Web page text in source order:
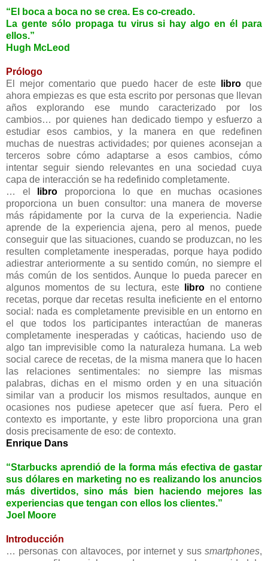
“El boca a boca no se crea. Es co-creado.
La gente sólo propaga tu virus si hay algo en él para
ellos.”
Hugh McLeod
Prólogo
El mejor comentario que puedo hacer de este
libroque
ahora empiezas es que esta escrito por personas que llevan
años explorando ese mundo caracterizado por los
cambios… por quienes han dedicado tiempo y esfuerzo a
estudiar esos cambios, y la manera en que redefinen
muchas de nuestras actividades; por quienes aconsejan a
terceros sobre cómo adaptarse a esos cambios, cómo
intentar seguir siendo relevantes en una sociedad cuya
capa de interacción se ha redefinido completamente.
… el
libro proporciona lo que en muchas ocasiones
proporciona un buen consultor: una manera de moverse
más rápidamente por la curva de la experiencia. Nadie
aprende de la experiencia ajena, pero al menos, puede
conseguir que las situaciones, cuando se produzcan, no les
resulten completamente inesperadas, porque haya podido
adiestrar anteriormente a su sentido común, no siempre el
más común de los sentidos. Aunque lo pueda parecer en
algunos momentos de su lectura, este
libro no contiene
recetas, porque dar recetas resulta ineficiente en el entorno
social: nada es completamente previsible en un entorno en
el que todos los participantes interactúan de maneras
completamente inesperadas y caóticas, haciendo uso de
algo tan imprevisible como la naturaleza humana. La web
social carece de recetas, de la misma manera que lo hacen
las relaciones sentimentales: no siempre las mismas
palabras, dichas en el mismo orden y en una situación
similar van a producir los mismos resultados, aunque en
ocasiones nos pudiese apetecer que así fuera. Pero el
contexto es importante, y este libro proporciona una gran
dosis precisamente de eso: de contexto.
Enrique Dans
“Starbucks aprendió de la forma más efectiva de gastar
sus dólares en marketing no es realizando los anuncios
más divertidos, sino más bien haciendo mejores las
experiencias que tengan con ellos los clientes.”
Joel Moore
Introducción
… personas con altavoces, por internet y sus smartphones,